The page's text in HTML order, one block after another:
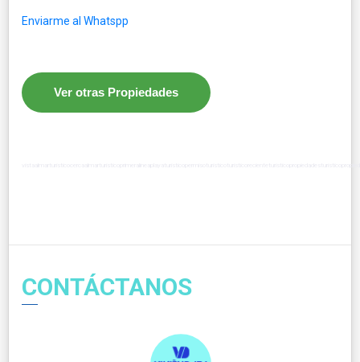
Enviarme al Whatspp
Ver otras Propiedades
CONTÁCTANOS